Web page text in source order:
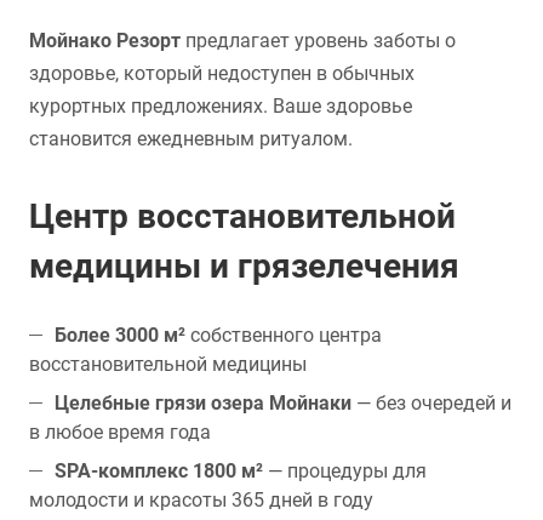
Мойнако Резорт предлагает уровень заботы о
здоровье, который недоступен в обычных
курортных предложениях. Ваше здоровье
становится ежедневным ритуалом.
Центр восстановительной
медицины и грязелечения
Более 3000 м² собственного центра
восстановительной медицины
Целебные грязи озера Мойнаки — без очередей и
в любое время года
SPA-комплекс 1800 м² — процедуры для
молодости и красоты 365 дней в году